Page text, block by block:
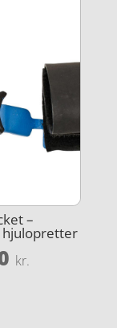
–
hjulopretter
kr.